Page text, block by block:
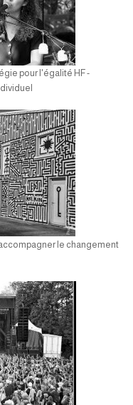
pour l'égalité HF -
accompagner le changement